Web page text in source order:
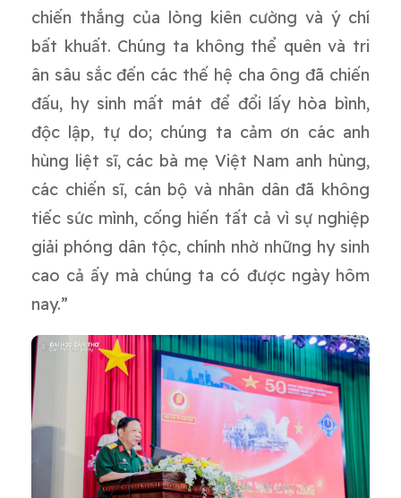
chiến thắng của lòng kiên cường và ý chí
bất khuất. Chúng ta không thể quên và tri
ân sâu sắc đến các thế hệ cha ông đã chiến
đấu, hy sinh mất mát để đổi lấy hòa bình,
độc lập, tự do; chúng ta cảm ơn các anh
hùng liệt sĩ, các bà mẹ Việt Nam anh hùng,
các chiến sĩ, cán bộ và nhân dân đã không
tiếc sức mình, cống hiến tất cả vì sự nghiệp
giải phóng dân tộc, chính nhờ những hy sinh
cao cả ấy mà chúng ta có được ngày hôm
nay.”